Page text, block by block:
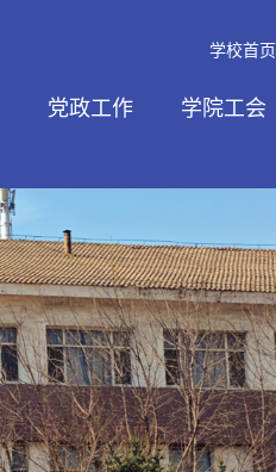
学校首页
党政工作 学院工会